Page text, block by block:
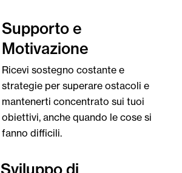
Supporto e
Motivazione
Ricevi sostegno costante e
strategie per superare ostacoli e
mantenerti concentrato sui tuoi
obiettivi, anche quando le cose si
fanno difficili.
Sviluppo di